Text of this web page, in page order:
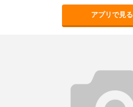
アプリで見る